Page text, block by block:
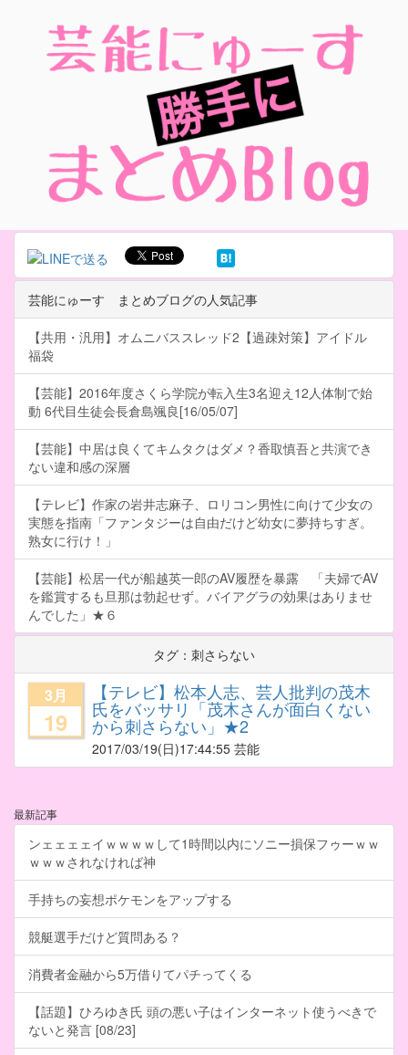
芸能にゅーす まとめブログの人気記事
【共用・汎用】オムニバススレッド2【過疎対策】アイドル
福袋
【芸能】2016年度さくら学院が転入生3名迎え12人体制で始
動 6代目生徒会長倉島颯良[16/05/07]
【芸能】中居は良くてキムタクはダメ？香取慎吾と共演でき
ない違和感の深層
【テレビ】作家の岩井志麻子、ロリコン男性に向けて少女の
実態を指南「ファンタジーは自由だけど幼女に夢持ちすぎ。
熟女に行け！」
【芸能】松居一代が船越英一郎のAV履歴を暴露 「夫婦でAV
を鑑賞するも旦那は勃起せず。バイアグラの効果はありませ
んでした」★６
タグ：刺さらない
3月
19
【テレビ】松本人志、芸人批判の茂木
氏をバッサリ「茂木さんが面白くない
から刺さらない」★2
2017/03/19(日)17:44:55 芸能
最新記事
ンェェェェイｗｗｗｗして1時間以内にソニー損保フゥーｗｗ
ｗｗｗされなければ神
手持ちの妄想ポケモンをアップする
競艇選手だけど質問ある？
消費者金融から5万借りてパチってくる
【話題】ひろゆき氏 頭の悪い子はインターネット使うべきで
ないと発言 [08/23]